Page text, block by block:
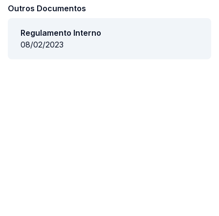
Outros Documentos
Regulamento Interno
08/02/2023